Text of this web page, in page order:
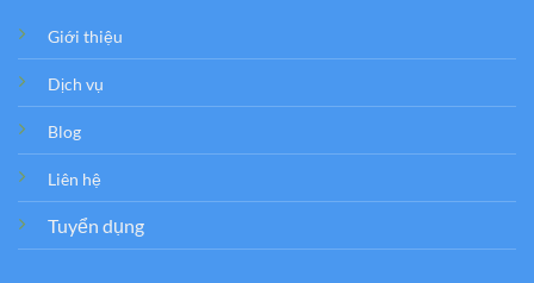
Giới thiệu
Dịch vụ
Blog
Liên hệ
Tuyển dụng